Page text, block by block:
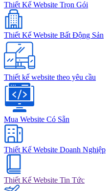
Thiết Kế Website Trọn Gói
Thiết Kế Website Bất Động Sản
Thiết kế website theo yêu cầu
Mua Website Có Sẵn
Thiết Kế Website Doanh Nghiệp
Thiết Kế Website Tin Tức